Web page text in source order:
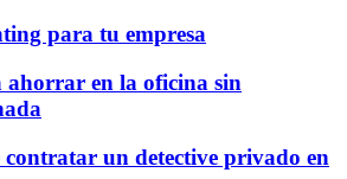
para tu empresa
ahorrar en la oficina sin
contratar un detective privado en